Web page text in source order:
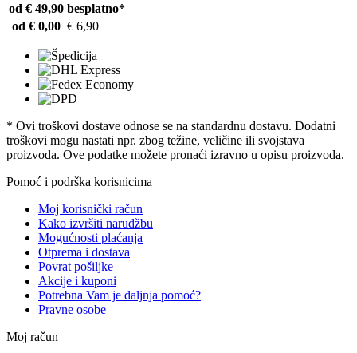
od € 49,90 besplatno*
od € 0,00 € 6,90
* Ovi troškovi dostave odnose se na standardnu ​​dostavu. Dodatni
troškovi mogu nastati npr. zbog težine, veličine ili svojstava
proizvoda. Ove podatke možete pronaći izravno u opisu proizvoda.
Pomoć i podrška korisnicima
Moj korisnički račun
Kako izvršiti narudžbu
Mogućnosti plaćanja
Otprema i dostava
Povrat pošiljke
Akcije i kuponi
Potrebna Vam je daljnja pomoć?
Pravne osobe
Moj račun